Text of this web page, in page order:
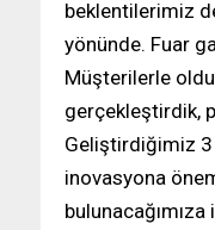
beklentilerimiz
yönünde. Fuar
Müşterilerle
gerçekleştirdik,
Geliştirdiğimiz
inovasyona
bulunacağımıza